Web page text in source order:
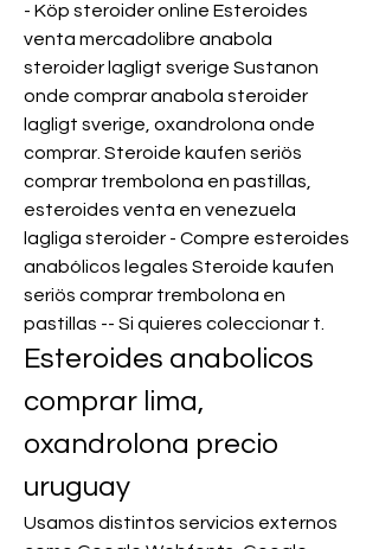
- Köp steroider online Esteroides
venta mercadolibre anabola
steroider lagligt sverige Sustanon
onde comprar anabola steroider
lagligt sverige, oxandrolona onde
comprar. Steroide kaufen seriös
comprar trembolona en pastillas,
esteroides venta en venezuela
lagliga steroider - Compre esteroides
anabólicos legales Steroide kaufen
seriös comprar trembolona en
pastillas -- Si quieres coleccionar t.
Esteroides anabolicos
comprar lima,
oxandrolona precio
uruguay
Usamos distintos servicios externos